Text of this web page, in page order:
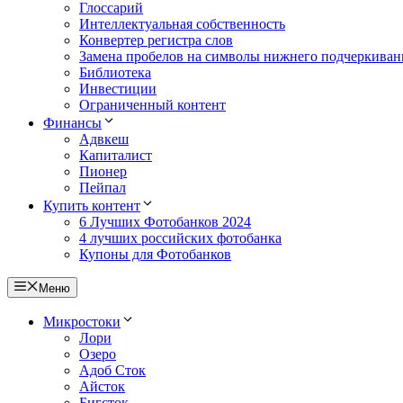
Глоссарий
Интеллектуальная собственность
Конвертер регистра слов
Замена пробелов на символы нижнего
Библиотека
Инвестиции
Ограниченный контент
Финансы
Адвкеш
Капиталист
Пионер
Пейпал
Купить контент
6 Лучших Фотобанков 2024
4 лучших российских фотобанка
Купоны для Фотобанков
Меню
Микростоки
Лори
Озеро
Адоб Сток
Айсток